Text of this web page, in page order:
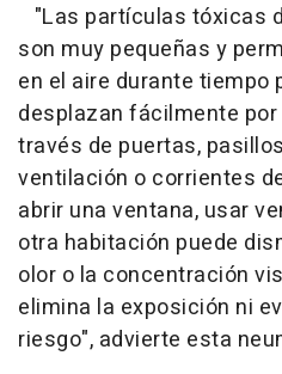
"Las partículas tóxicas
son muy pequeñas y
en el aire durante tiempo
desplazan fácilmente
través de puertas,
ventilación o corrientes
abrir una ventana, usar
otra habitación puede
olor o la concentración
elimina la exposición ni
riesgo", advierte esta